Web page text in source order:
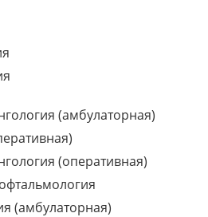
1 ДЕНЬ
без наркоза
эффективностью
03-03
Подробнее
(амбулаторная)
(оперативная)
(амбулаторная)